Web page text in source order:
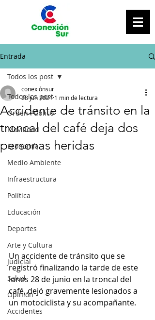
Entrada
Todos los post
Orden Público
Movilidad
Economía
Medio Ambiente
Infraestructura
Política
Educación
Deportes
Arte y Cultura
Judicial
Salud
Opinión
Accidentes
Todos los post
Accidente de tránsito en la
troncal del café deja dos
personas heridas
conexiónsur
28 jun 2021 1 min de lectura
Un accidente de tránsito que se
registró finalizando la tarde de este
lunes 28 de junio en la troncal del
café, dejó gravemente lesionados a
un motociclista y su acompañante.